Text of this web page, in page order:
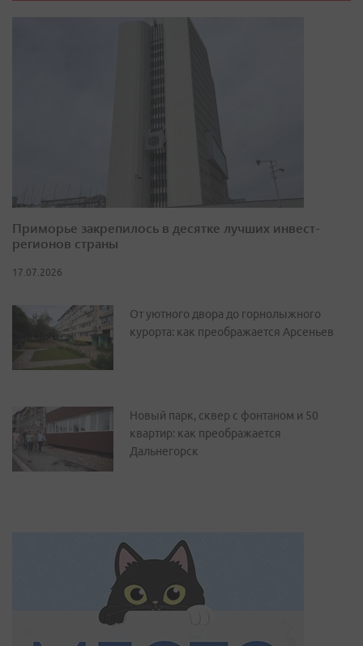
Приморье закрепилось в десятке лучших инвест-
регионов страны
17.07.2026
От уютного двора до горнолыжного
курорта: как преображается Арсеньев
Новый парк, сквер с фонтаном и 50
квартир: как преображается
Дальнегорск